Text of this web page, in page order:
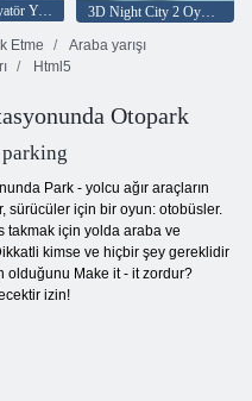
Kogama: Radyatör Yayları
3D Night City 2 Oyuncu Yarışı
Etme
Araba yarışı
Html5
Otopark
Park - yolcu ağır araçların
sürücüler için bir oyun: otobüsler.
takmak için yolda araba ve
kimse ve hiçbir şey gereklidir
olduğunu Make it - it zordur?
izin!